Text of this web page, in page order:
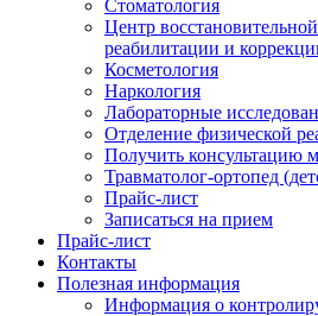
Стоматология
Центр
реабилитации и
Косметология
Наркология
Лабораторные
Отделение физической
Получить консультацию
Травматолог-ортопед
Прайс-лист
Записаться на прием
Прайс-лист
Контакты
Полезная информация
Информация о